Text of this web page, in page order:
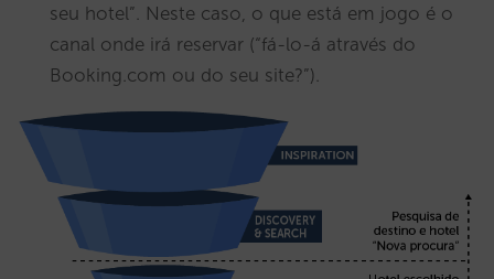
seu hotel”. Neste caso, o que está em jogo é o
canal onde irá reservar (“fá-lo-á através do
Booking.com ou do seu site?”).